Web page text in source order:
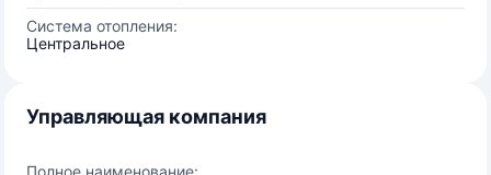
Система отопления:
Центральное
Управляющая компания
Полное наименование: